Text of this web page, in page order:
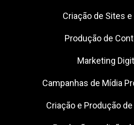
Criação de Sites
Produção de
Marketing
Campanhas de Mídia
Criação e Produção